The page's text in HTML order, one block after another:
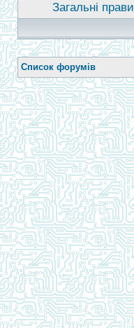
Загальні
Список форумів